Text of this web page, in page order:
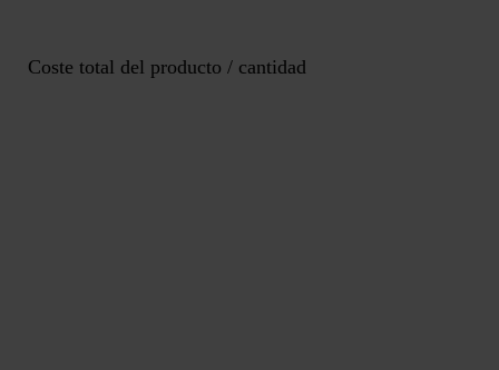
Coste total del producto / cantidad